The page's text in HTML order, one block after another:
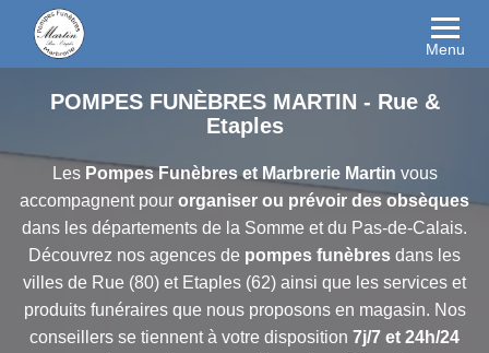
Menu
POMPES FUNÈBRES MARTIN - Rue &
Etaples
Les Pompes Funèbres et Marbrerie Martin vous
accompagnent pour organiser ou prévoir des obsèques
dans les départements de la Somme et du Pas-de-Calais.
Découvrez nos agences de pompes funèbres dans les
villes de Rue (80) et Etaples (62) ainsi que les services et
produits funéraires que nous proposons en magasin. Nos
conseillers se tiennent à votre disposition 7j/7 et 24h/24